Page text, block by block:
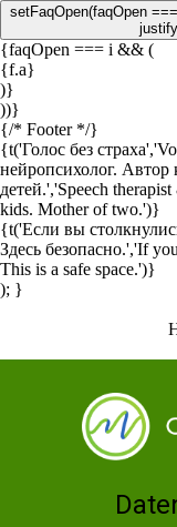
setFaqOpen(faqOpen
{faqOpen === i && (
{f.a}
)}
))}
{/* Footer */}
{t('Голос без
нейропсихолог. Автор
детей.','Speech
kids. Mother of two.')}
{t('Если вы
Здесь безопасно.','If
This is a safe space.')}
); }